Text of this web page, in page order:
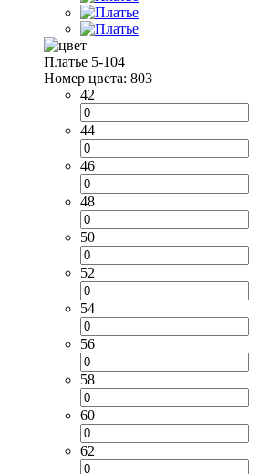
Платье 5-104
Номер цвета: 803
42
44
46
48
50
52
54
56
58
60
62